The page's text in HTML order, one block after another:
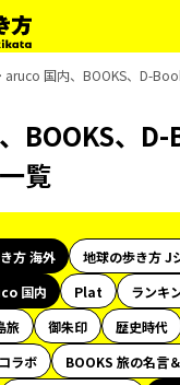
aruco 国内、BOOKS、D-
BOOKS、
覧
方 海外
地球の歩き方 J
国内 Plat
ランキ
旅 御朱印 歴史時代
ラボ
BOOKS 旅の名言